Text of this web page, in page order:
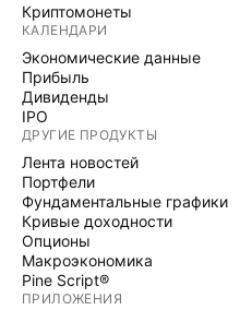
Криптомонеты
КАЛЕНДАРИ
Экономические данные
Прибыль
Дивиденды
IPO
ДРУГИЕ ПРОДУКТЫ
Лента новостей
Портфели
Фундаментальные графики
Кривые доходности
Опционы
Макроэкономика
Pine Script®
ПРИЛОЖЕНИЯ